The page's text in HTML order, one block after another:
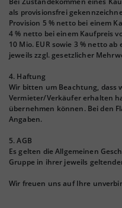
als provisionsfrei
Provision 5 % netto bei einem
4 % netto bei einem Kaufpreis
10 Mio. EUR sowie 3 % netto
jeweils zzgl. gesetzlicher
4. Haftung
Wir bitten um Beachtung, dass
Vermieter/Verkäufer erhalten
übernehmen können. Bei den
Angaben.
5. AGB
Es gelten die Allgemeinen
Gruppe in ihrer jeweils
Wir freuen uns auf Ihre